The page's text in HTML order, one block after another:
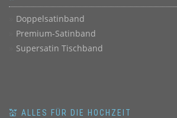
Doppelsatinband
Premium-Satinband
Supersatin Tischband
💒 ALLES FÜR DIE HOCHZEIT